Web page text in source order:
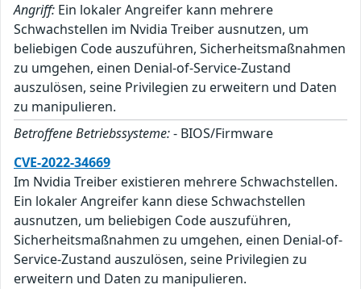
Angriff: Ein lokaler Angreifer kann mehrere
Schwachstellen im Nvidia Treiber ausnutzen, um
beliebigen Code auszuführen, Sicherheitsmaßnahmen
zu umgehen, einen Denial-of-Service-Zustand
auszulösen, seine Privilegien zu erweitern und Daten
zu manipulieren.
Betroffene Betriebssysteme:- BIOS/Firmware
CVE-2022-34669
Im Nvidia Treiber existieren mehrere Schwachstellen.
Ein lokaler Angreifer kann diese Schwachstellen
ausnutzen, um beliebigen Code auszuführen,
Sicherheitsmaßnahmen zu umgehen, einen Denial-of-
Service-Zustand auszulösen, seine Privilegien zu
erweitern und Daten zu manipulieren.